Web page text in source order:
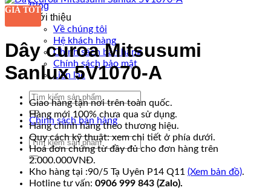
Blog
Giới thiệu
Về chúng tôi
Hệ khách hàng
Chính sách bán hàng
Chính sách bảo mật
Liên lạc
Tìm
kiếm:
Chính sách bán hàng
Tìm
kiếm:
GIÁ TỐT
Dây curoa Mitsusumi
Sanlux 5V1070-A
Giao hàng tận nơi trên toàn quốc.
Hàng mới 100% chưa qua sử dụng.
Hàng chính hãng theo thương hiệu.
Quy cách kỹ thuật: xem chi tiết ở phía dưới.
Hoá đơn chứng từ đầy đủ cho đơn hàng trên
2.000.000VNĐ.
Kho hàng tại :90/5 Tạ Uyên P14 Q11 (Xem bản đồ).
Hotline tư vấn: 0906 999 843 (Zalo).